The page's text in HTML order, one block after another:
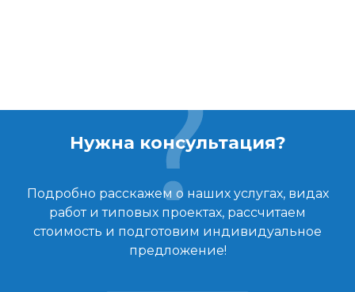
Нужна консультация?
Подробно расскажем о наших услугах, видах
работ и типовых проектах, рассчитаем
стоимость и подготовим индивидуальное
предложение!